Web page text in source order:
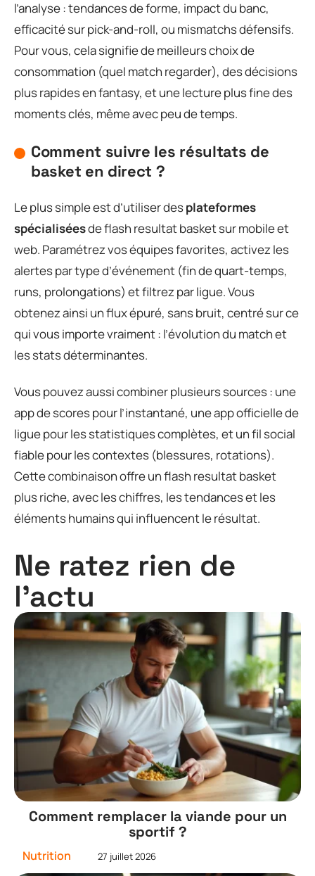
l’analyse : tendances de forme, impact du banc,
efficacité sur pick-and-roll, ou mismatchs défensifs.
Pour vous, cela signifie de meilleurs choix de
consommation (quel match regarder), des décisions
plus rapides en fantasy, et une lecture plus fine des
moments clés, même avec peu de temps.
Comment suivre les résultats de
basket en direct ?
Le plus simple est d’utiliser desplateformes
spécialiséesde flash resultat basket sur mobile et
web. Paramétrez vos équipes favorites, activez les
alertes par type d’événement (fin de quart-temps,
runs, prolongations) et filtrez par ligue. Vous
obtenez ainsi un flux épuré, sans bruit, centré sur ce
qui vous importe vraiment : l’évolution du match et
les stats déterminantes.
Vous pouvez aussi combiner plusieurs sources : une
app de scores pour l’instantané, une app officielle de
ligue pour les statistiques complètes, et un fil social
fiable pour les contextes (blessures, rotations).
Cette combinaison offre un flash resultat basket
plus riche, avec les chiffres, les tendances et les
éléments humains qui influencent le résultat.
Ne ratez rien de
l'actu
Comment remplacer la viande pour un
sportif ?
Nutrition 27 juillet 2026